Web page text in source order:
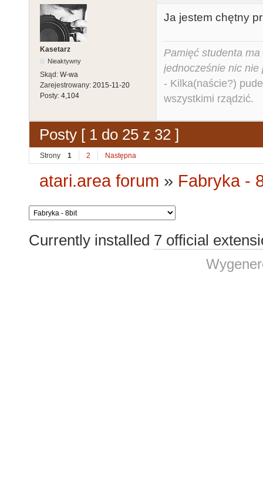
Kasetarz
Nieaktywny
Skąd: W-wa
Zarejestrowany: 2015-11-20
Posty: 4,104
Ja jestem chętny
Pamięć studenta
jednocześnie nic nie
- Kilka(naście?)
wszystkimi rządzić.
Posty [ 1 do 25 z 32 ]
Strony 1 2 Następna
atari.area forum » Fabryka -
Currently installed 7 official